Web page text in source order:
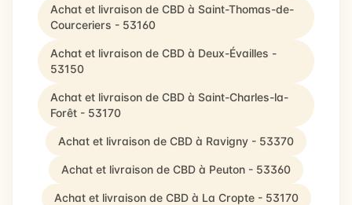
Achat et livraison de CBD à Saint-Thomas-de-
Courceriers - 53160
Achat et livraison de CBD à Deux-Évailles -
53150
Achat et livraison de CBD à Saint-Charles-la-
Forêt - 53170
Achat et livraison de CBD à Ravigny - 53370
Achat et livraison de CBD à Peuton - 53360
Achat et livraison de CBD à La Cropte - 53170